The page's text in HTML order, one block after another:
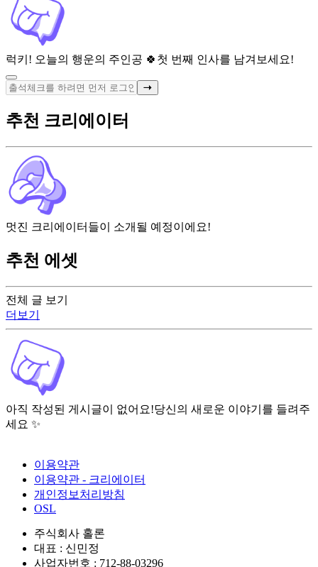
럭키! 오늘의 행운의 주인공 🍀 첫 번째 인사를 남겨보세요!
전체 글 보기
더보기
아직 작성된 게시글이 없어요!당신의 새로운 이야기를 들려주
세요 ✨
추천 크리에이터
멋진 크리에이터들이 소개될 예정이에요!
추천 에셋
이용약관
이용약관 - 크리에이터
개인정보처리방침
OSL
주식회사 홀론
대표 : 신민정
사업자번호 : 712-88-03296